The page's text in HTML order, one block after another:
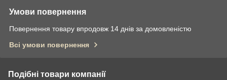
Умови повернення
Повернення товару впродовж 14 днів за домовленістю
Всі умови повернення
Подібні товари компанії